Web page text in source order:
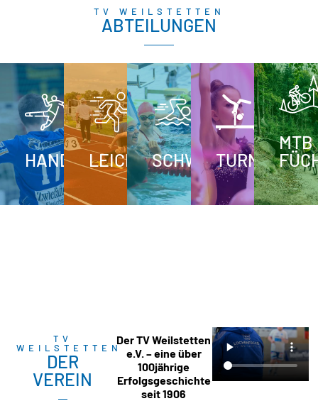
TV WEILSTETTEN
ABTEILUNGEN
HANDBALLLEICHTATHLETIK
SCHWIMMEN
TURNEN
MTB
TV
WEILSTETTEN
DER
VEREIN
Der TV Weilstetten
e.V. – eine über
100jährige
Erfolgsgeschichte
seit 1906